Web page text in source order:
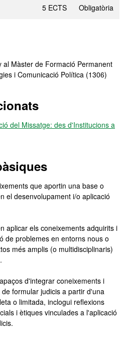
5 ECTS Obligatòria
Màster de Formació Permanent
i Comunicació Política (1306)
del Missatge: des d'Institucions a
que aportin una base o
el desenvolupament i/o aplicació
aplicar els coneixements adquirits i
de problemes en entorns nous o
més amplis (o multidisciplinaris)
d'integrar coneixements i
formular judicis a partir d'una
o limitada, inclogui reflexions
i ètiques vinculades a l'aplicació